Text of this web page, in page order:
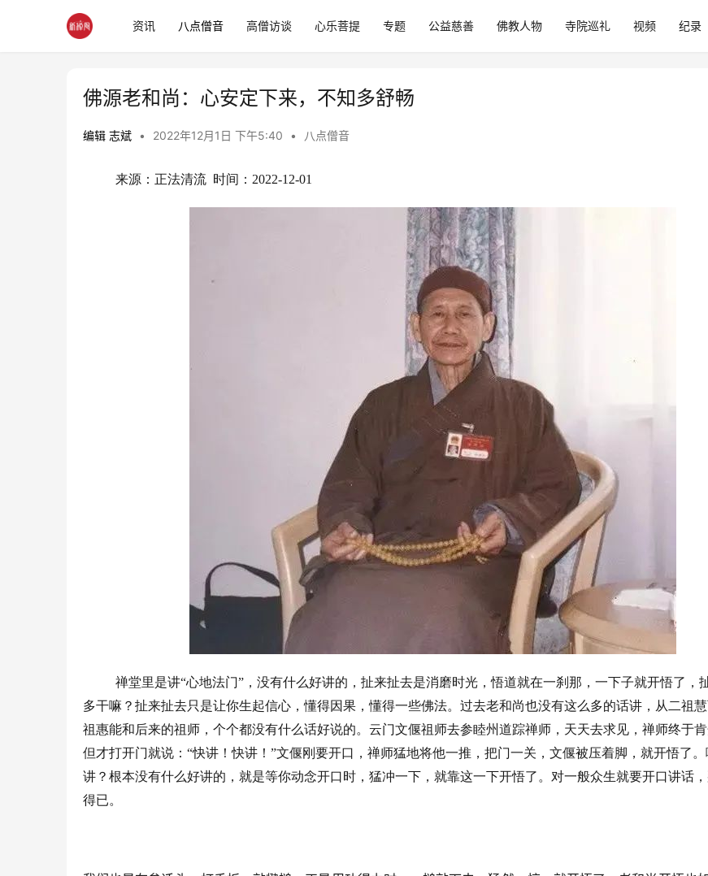
资讯 八点僧音 高僧访谈 心乐菩提 专题 公益慈善 佛教人物 寺院巡礼 视频 纪录
佛源老和尚：心安定下来，不知多舒畅
编辑 志斌 • 2022年12月1日 下午5:40 • 八点僧音
来源：正法清流  时间：2022-12-01
禅堂里是讲“心地法门”，没有什么好讲的，扯来扯去是消磨时光，悟道就在一刹那，一下子就开悟了，
多干嘛？扯来扯去只是让你生起信心，懂得因果，懂得一些佛法。过去老和尚也没有这么多的话讲，从二祖
祖惠能和后来的祖师，个个都没有什么话好说的。云门文偃祖师去参睦州道踪禅师，天天去求见，禅师终于肯
但才打开门就说：“快讲！快讲！”文偃刚要开口，禅师猛地将他一推，把门一关，文偃被压着脚，就开悟了
讲？根本没有什么好讲的，就是等你动念开口时，猛冲一下，就靠这一下开悟了。对一般众生就要开口讲话
得已。